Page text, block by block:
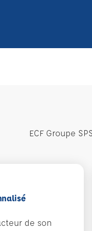
ECF Groupe
de son